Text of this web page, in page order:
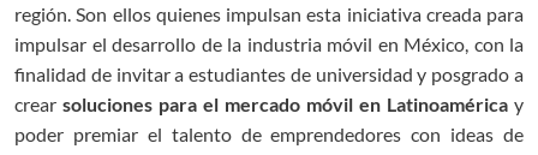
región.Son ellos quienes impulsan esta iniciativa creada para
impulsar el desarrollo de la industria móvil en México, con la
finalidad de invitar a estudiantes de universidad y posgrado a
crear soluciones para el mercado móvil en Latinoamérica y
poder premiar el talento de emprendedores con ideas de